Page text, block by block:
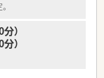
）
）